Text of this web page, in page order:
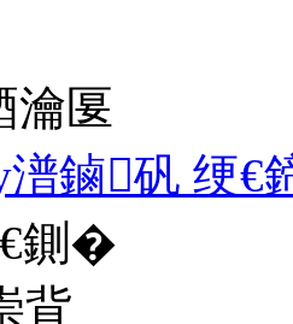
瀹匽
潽鏀矾 绠
鍘�
背